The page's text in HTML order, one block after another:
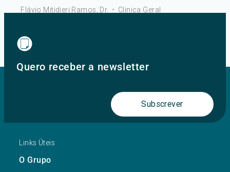
Flávio Mitidieri Ramos, Dr. • Clinica Geral
Quero receber a newsletter
Subscrever
Links Úteis
O Grupo